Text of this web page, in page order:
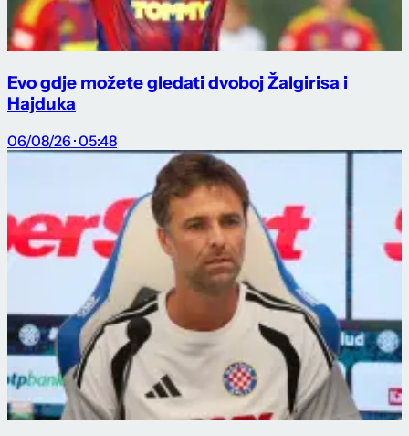
Evo gdje možete gledati dvoboj Žalgirisa i
Hajduka
06/08/26 · 05:48